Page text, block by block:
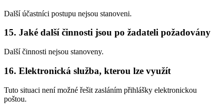
Další účastníci postupu nejsou stanoveni.
15. Jaké další činnosti jsou po žadateli požadovány
Další činnosti nejsou stanoveny.
16. Elektronická služba, kterou lze využít
Tuto situaci není možné řešit zasláním přihlášky elektronickou
poštou.